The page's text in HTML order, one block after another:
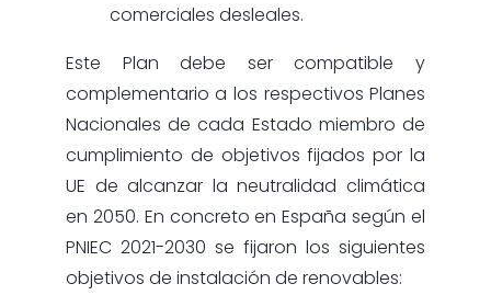
comerciales desleales.
Este Plan debe ser compatible y
complementario a los respectivos Planes
Nacionales de cada Estado miembro de
cumplimiento de objetivos fijados por la
UE de alcanzar la neutralidad climática
en 2050. En concreto en España según el
PNIEC 2021-2030 se fijaron los siguientes
objetivos de instalación de renovables: